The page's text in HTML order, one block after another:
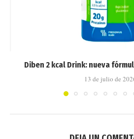
Diben 2 kcal Drink: nueva
13 de julio de